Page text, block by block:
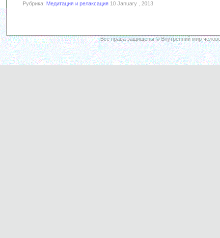
Рубрика: Медитация и релаксация 10 January , 2013
Все права защищены © Внутренний мир